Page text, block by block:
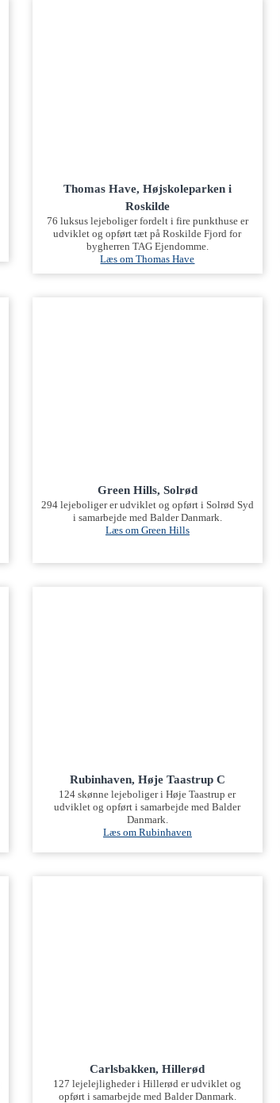
Thomas Have, Højskoleparken i
Roskilde
76 luksus lejeboliger fordelt i fire punkthuse er
udviklet og opført tæt på Roskilde Fjord for
bygherren TAG Ejendomme.
Læs om Thomas Have
Green Hills, Solrød
294 lejeboliger er udviklet og opført i Solrød Syd
i samarbejde med Balder Danmark.
Læs om Green Hills
Rubinhaven, Høje Taastrup C
124 skønne lejeboliger i Høje Taastrup er
udviklet og opført i samarbejde med Balder
Danmark.
Læs om Rubinhaven
Carlsbakken, Hillerød
127 lejelejligheder i Hillerød er udviklet og
opført i samarbejde med Balder Danmark.